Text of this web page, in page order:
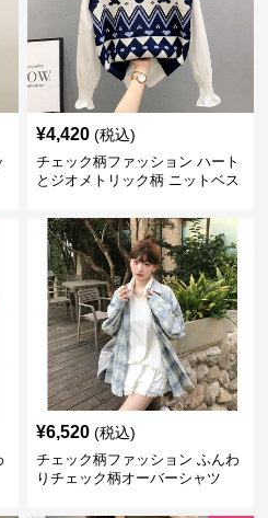
¥4,420 (税込)
チェック柄ファッション ハート
とジオメトリック柄 ニットベス
¥6,520 (税込)
チェック柄ファッション ふんわ
りチェック柄オーバーシャツ